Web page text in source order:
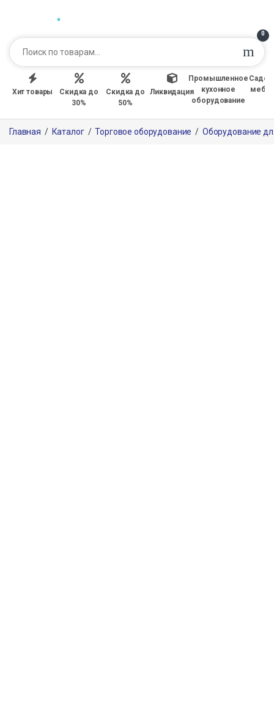
0
Хит товары
Скидка до
30%
Скидка до
50%
Ликвидация
Промышленное
кухонное
оборудование
Главная / Каталог / Торговое оборудование / Оборудование